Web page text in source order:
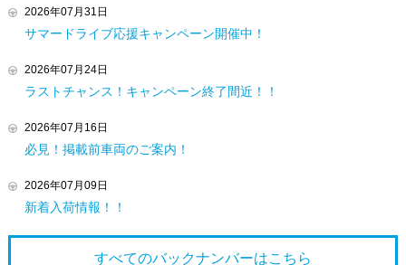
2026年07月31日
サマードライブ応援キャンペーン開催中！
2026年07月24日
ラストチャンス！キャンペーン終了間近！！
2026年07月16日
必見！掲載前車両のご案内！
2026年07月09日
新着入荷情報！！
すべてのバックナンバーはこちら